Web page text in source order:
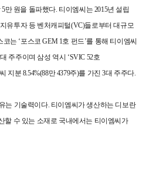
만 원을 돌파했다. 티이엠씨는 2015년 설립
유투자 등 벤처캐피털(VC)들로부터 대규모
는 ‘포스코 GEM 1호 펀드’를 통해 티이엠씨
주주이며 삼성 역시 ‘SVIC 52호
지분 8.54%(88만 4379주)를 가진 3대 주주다.
는 기술력이다. 티이엠씨가 생산하는 디보란
할 수 있는 소재로 국내에서는 티이엠씨가